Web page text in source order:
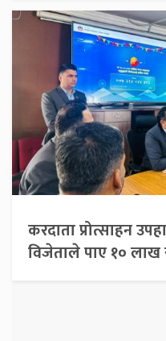
करदाता प्रोत्साहन
विजेताले पाए १० लाख